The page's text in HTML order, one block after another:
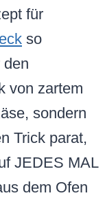
für
so
den
von zartem
sondern
Trick parat,
JEDES MAL
dem Ofen